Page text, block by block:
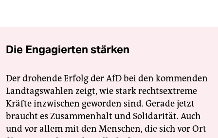
Die Engagierten stärken
Der drohende Erfolg der AfD bei den kommenden
Landtagswahlen zeigt, wie stark rechtsextreme
Kräfte inzwischen geworden sind. Gerade jetzt
braucht es Zusammenhalt und Solidarität. Auch
und vor allem mit den Menschen, die sich vor Ort